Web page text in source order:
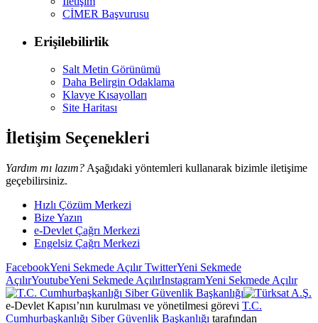
CİMER Başvurusu
Erişilebilirlik
Salt Metin Görünümü
Daha Belirgin Odaklama
Klavye Kısayolları
Site Haritası
İletişim Seçenekleri
Yardım mı lazım? Aşağıdaki yöntemleri kullanarak bizimle iletişime
geçebilirsiniz.
Hızlı Çözüm Merkezi
Bize Yazın
e-Devlet Çağrı Merkezi
Engelsiz Çağrı Merkezi
FacebookYeni Sekmede AçılırTwitterYeni Sekmede
AçılırYoutubeYeni Sekmede AçılırInstagramYeni Sekmede Açılır
e-Devlet Kapısı’nın kurulması ve yönetilmesi görevi T.C.
Cumhurbaşkanlığı Siber Güvenlik Başkanlığı tarafından